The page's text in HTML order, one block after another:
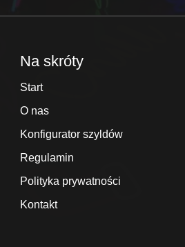
Na skróty
Start
O nas
Konfigurator szyldów
Regulamin
Polityka prywatności
Kontakt